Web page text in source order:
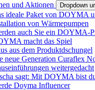
und Aktionen
Dropdown
ideale Paket von DOYMA
von Wärmepumpen
auch Sie ein DOYMA-
macht das Spiel
aus dem Produktdschungel
neue Generation Curaflex
weitergedacht
sagt: Mit DOYMA bist
Doyma Influencer